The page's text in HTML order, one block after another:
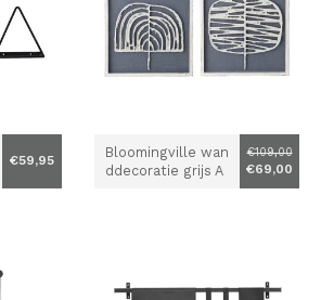
€59,95
Bloomingville wan
ddecoratie grijs A
€109,00
€69,00